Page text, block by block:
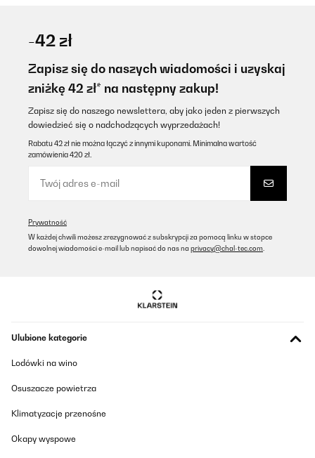
-42 zł
Zapisz się do naszych wiadomości i uzyskaj
zniżkę 42 zł* na następny zakup!
Zapisz się do naszego newslettera, aby jako jeden z pierwszych
dowiedzieć się o nadchodzących wyprzedażach!
Rabatu 42 zł nie można łączyć z innymi kuponami. Minimalna wartość
zamówienia 420 zł.
Prywatność
W każdej chwili możesz zrezygnować z subskrypcji za pomocą linku w stopce
dowolnej wiadomości e-mail lub napisać do nas na privacy@chal-tec.com
Ulubione kategorie
Lodówki na wino
Osuszacze powietrza
Klimatyzacje przenośne
Okapy wyspowe